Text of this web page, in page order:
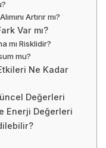
Artırır mı?
Var mı?
mı Risklidir?
mu?
Ne Kadar
Değerleri
Enerji Değerleri